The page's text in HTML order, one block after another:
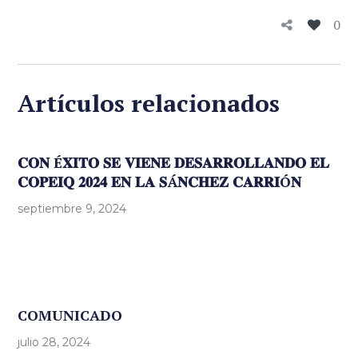
0
Artículos relacionados
𝐂𝐎𝐍 É𝐗𝐈𝐓𝐎 𝐒𝐄 𝐕𝐈𝐄𝐍𝐄 𝐃𝐄𝐒𝐀𝐑𝐑𝐎𝐋𝐋𝐀𝐍𝐃𝐎 𝐄𝐋
𝐂𝐎𝐏𝐄𝐈𝐐 𝟐𝟎𝟐𝟒 𝐄𝐍 𝐋𝐀 𝐒Á𝐍𝐂𝐇𝐄𝐙 𝐂𝐀𝐑𝐑𝐈Ó𝐍
septiembre 9, 2024
COMUNICADO
julio 28, 2024